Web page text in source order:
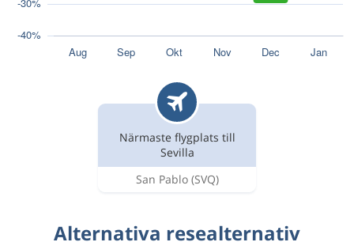
Närmaste flygplats till
Sevilla
San Pablo (SVQ)
Alternativa resealternativ